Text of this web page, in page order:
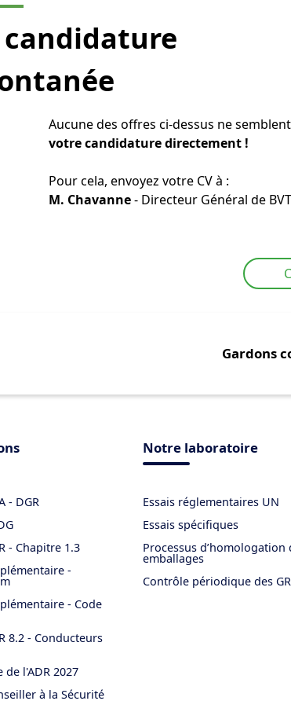
candidature
Aucune des offres ci-dessus ne
votre candidature directement !
Pour cela, envoyez votre CV à :
M. Chavanne- Directeur Général de BVT
Gardons
- DGR
- Chapitre 1.3
-
- Code
8.2 - Conducteurs
de l'ADR 2027
à la Sécurité
Notre laboratoire
Essais réglementaires UN
Essais spécifiques
Processus d’homologation
emballages
Contrôle périodique des